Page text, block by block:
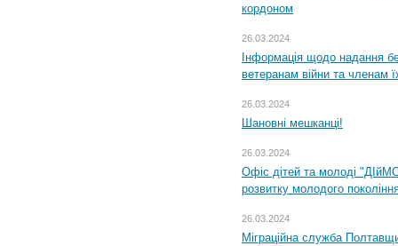
кордоном
26.03.2024
Інформація щодо надання
ветеранам війни та членам
26.03.2024
Шановні мешканці!
26.03.2024
Офіс дітей та молоді
розвитку молодого
26.03.2024
Міграційна служба